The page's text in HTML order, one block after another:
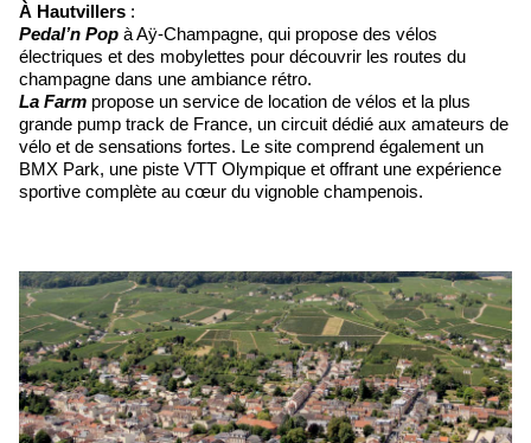
À Hautvillers :
Pedal’n Pop à Aÿ-Champagne, qui propose des vélos
électriques et des mobylettes pour découvrir les routes du
champagne dans une ambiance rétro.
La Farm propose un service de location de vélos et la plus
grande pump track de France, un circuit dédié aux amateurs de
vélo et de sensations fortes. Le site comprend également un
BMX Park, une piste VTT Olympique et offrant une expérience
sportive complète au cœur du vignoble champenois.